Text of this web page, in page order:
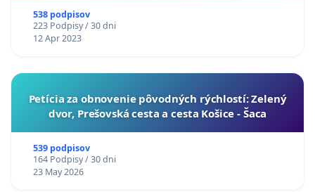
538 podpisov
223 Podpisy / 30 dni
12 Apr 2023
​Petícia za obnovenie pôvodných rýchlostí: Zelený
dvor, Prešovská cesta a cesta Košice - Šaca
539 podpisov
164 Podpisy / 30 dni
23 May 2026